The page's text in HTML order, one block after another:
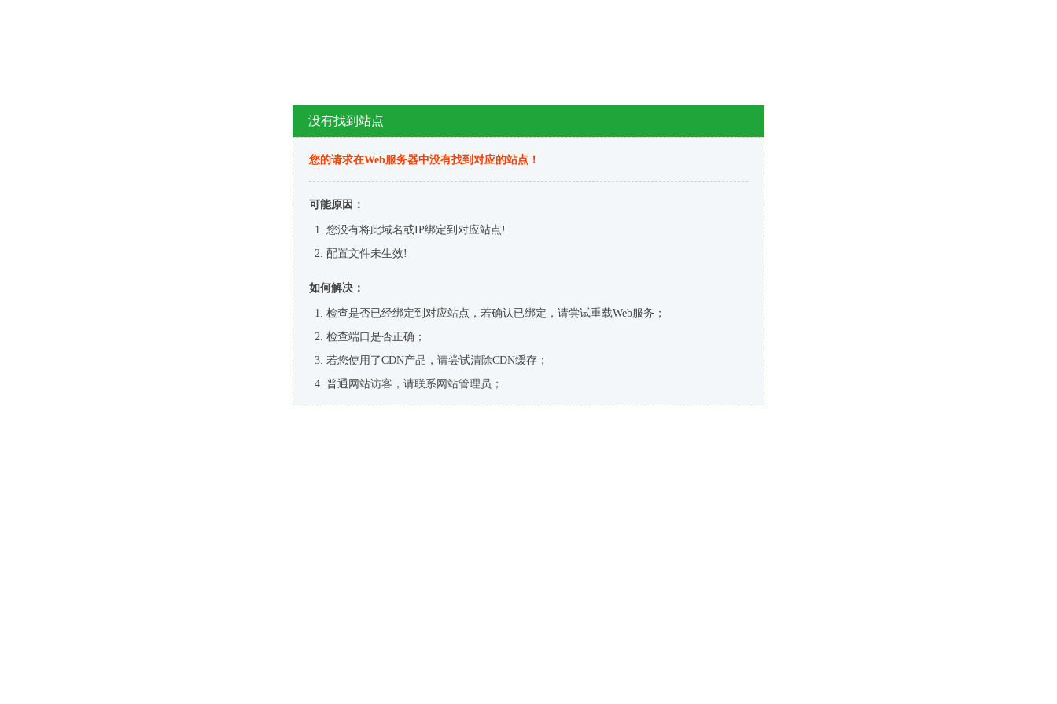
没有找到站点
您的请求在Web服务器中没有找到对应的站点！
可能原因：
您没有将此域名或IP绑定到对应站点!
配置文件未生效!
如何解决：
检查是否已经绑定到对应站点，若确认已绑定，请尝试重载Web服务；
检查端口是否正确；
若您使用了CDN产品，请尝试清除CDN缓存；
普通网站访客，请联系网站管理员；